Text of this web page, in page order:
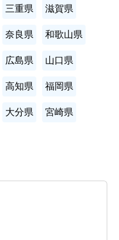
三重県 滋賀県
奈良県 和歌山県
広島県 山口県
高知県 福岡県
大分県 宮崎県